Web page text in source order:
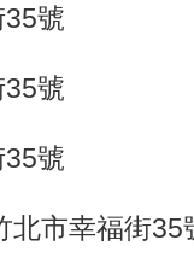
號
號
號
北市幸福街35